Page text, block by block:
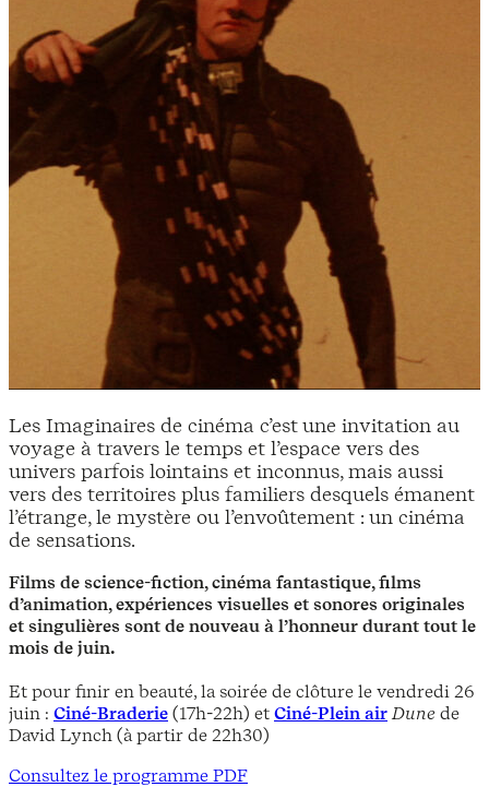
Les Imaginaires de cinéma c’est une invitation au
voyage à travers le temps et l’espace vers des
univers parfois lointains et inconnus, mais aussi
vers des territoires plus familiers desquels émanent
l’étrange, le mystère ou l’envoûtement : un cinéma
de sensations.
Films de science-fiction, cinéma fantastique, films
d’animation, expériences visuelles et sonores originales
et singulières sont de nouveau à l’honneur durant tout le
mois de juin.​
Et pour finir en beauté, la soirée de clôture le vendredi 26
juin : Ciné-Braderie (17h-22h) et Ciné-Plein air Dune de
David Lynch (à partir de 22h30)
Consultez le programme PDF